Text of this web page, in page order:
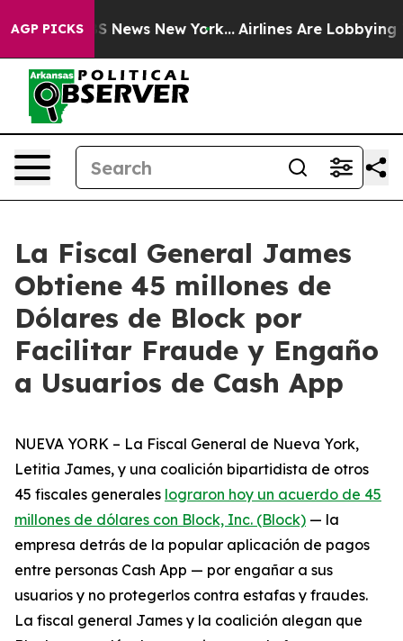
AGP PICKS
CBS News New York... Airlines Are Lobbying To
La Fiscal General James
Obtiene 45 millones de
Dólares de Block por
Facilitar Fraude y Engaño
a Usuarios de Cash App
NUEVA YORK – La Fiscal General de Nueva York,
Letitia James, y una coalición bipartidista de otros
45 fiscales generales lograron hoy un acuerdo de 45
millones de dólares con Block, Inc. (Block) — la
empresa detrás de la popular aplicación de pagos
entre personas Cash App — por engañar a sus
usuarios y no protegerlos contra estafas y fraudes.
La fiscal general James y la coalición alegan que